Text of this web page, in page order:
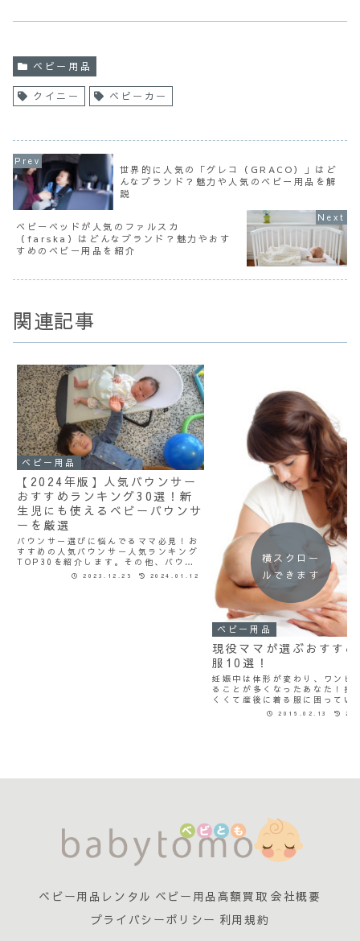
ベビー用品
クイニー ベビーカー
世界的に人気の「グレコ（GRACO）」はど
んなブランド？魅力や人気のベビー用品を解
説
ベビーベッドが人気のファルスカ
（farska）はどんなブランド？魅力やおす
すめのベビー用品を紹介
関連記事
ベビー用品
【2024年版】人気バウンサー
おすすめランキング30選！新
生児にも使えるベビーバウンサ
ーを厳選
バウンサー選びに悩んでるママ必見！お
すすめの人気バウンサー人気ランキング
TOP30を紹介します。その他、バウン
サーの対象年齢や選び方のコツ、ベビー
2023.12.25 2024.01.12
ベビー用品
現役ママが選ぶおすす
服10選！
妊娠中は体形が変わり、ワンピ
ることが多くなったあなた！授
くくて産後に着る服に困ってい
か？（私がそうでした・・・）
初の外出となるお宮参りの服は
2016.02.13
横スクロー
ルできます
ベビー用品レンタル ベビー用品高額買取 会社概要
プライバシーポリシー 利用規約